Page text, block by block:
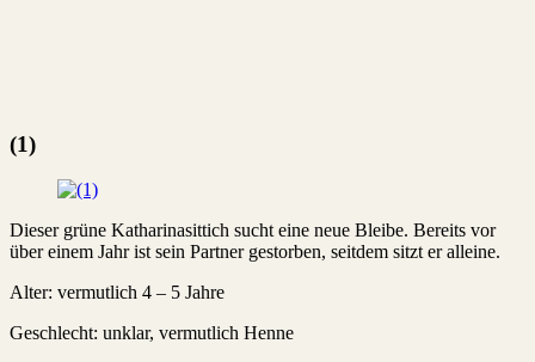
(1)
Dieser grüne Katharinasittich sucht eine neue Bleibe. Bereits vor
über einem Jahr ist sein Partner gestorben, seitdem sitzt er alleine.
Alter: vermutlich 4 – 5 Jahre
Geschlecht: unklar, vermutlich Henne